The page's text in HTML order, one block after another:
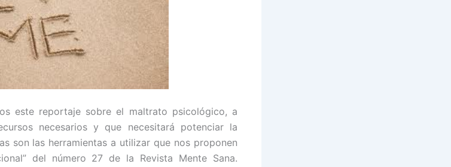
este reportaje sobre el maltrato psicológico, a
necesarios y que necesitará potenciar la
son las herramientas a utilizar que nos proponen
del número 27 de la Revista Mente Sana.